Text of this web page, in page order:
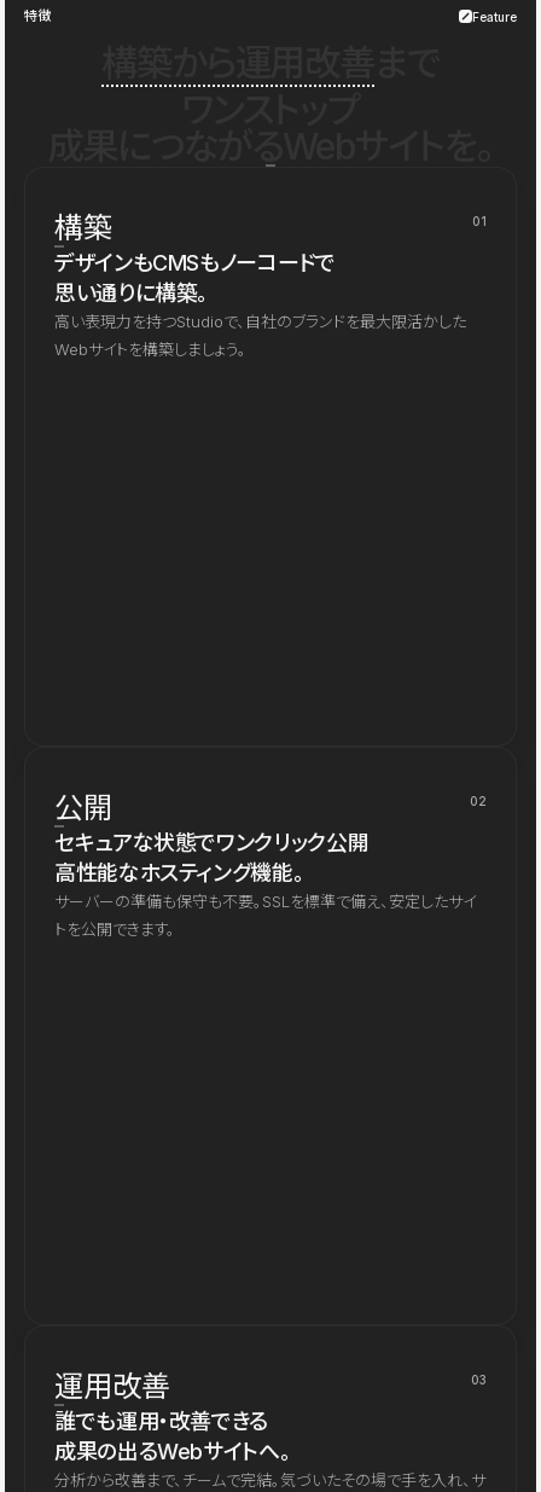
特徴 Feature
構築 01
デザインもCMSもノーコードで
思い通りに構築。
高い表現力を持つStudioで、自社のブランドを最大限活かした
Webサイトを構築しましょう。
公開 02
セキュアな状態でワンクリック公開
高性能なホスティング機能。
サーバーの準備も保守も不要。SSLを標準で備え、安定したサイ
トを公開できます。
運用改善 03
誰でも運用・改善できる
成果の出るWebサイトへ。
分析から改善まで、チームで完結。気づいたその場で手を入れ、サ